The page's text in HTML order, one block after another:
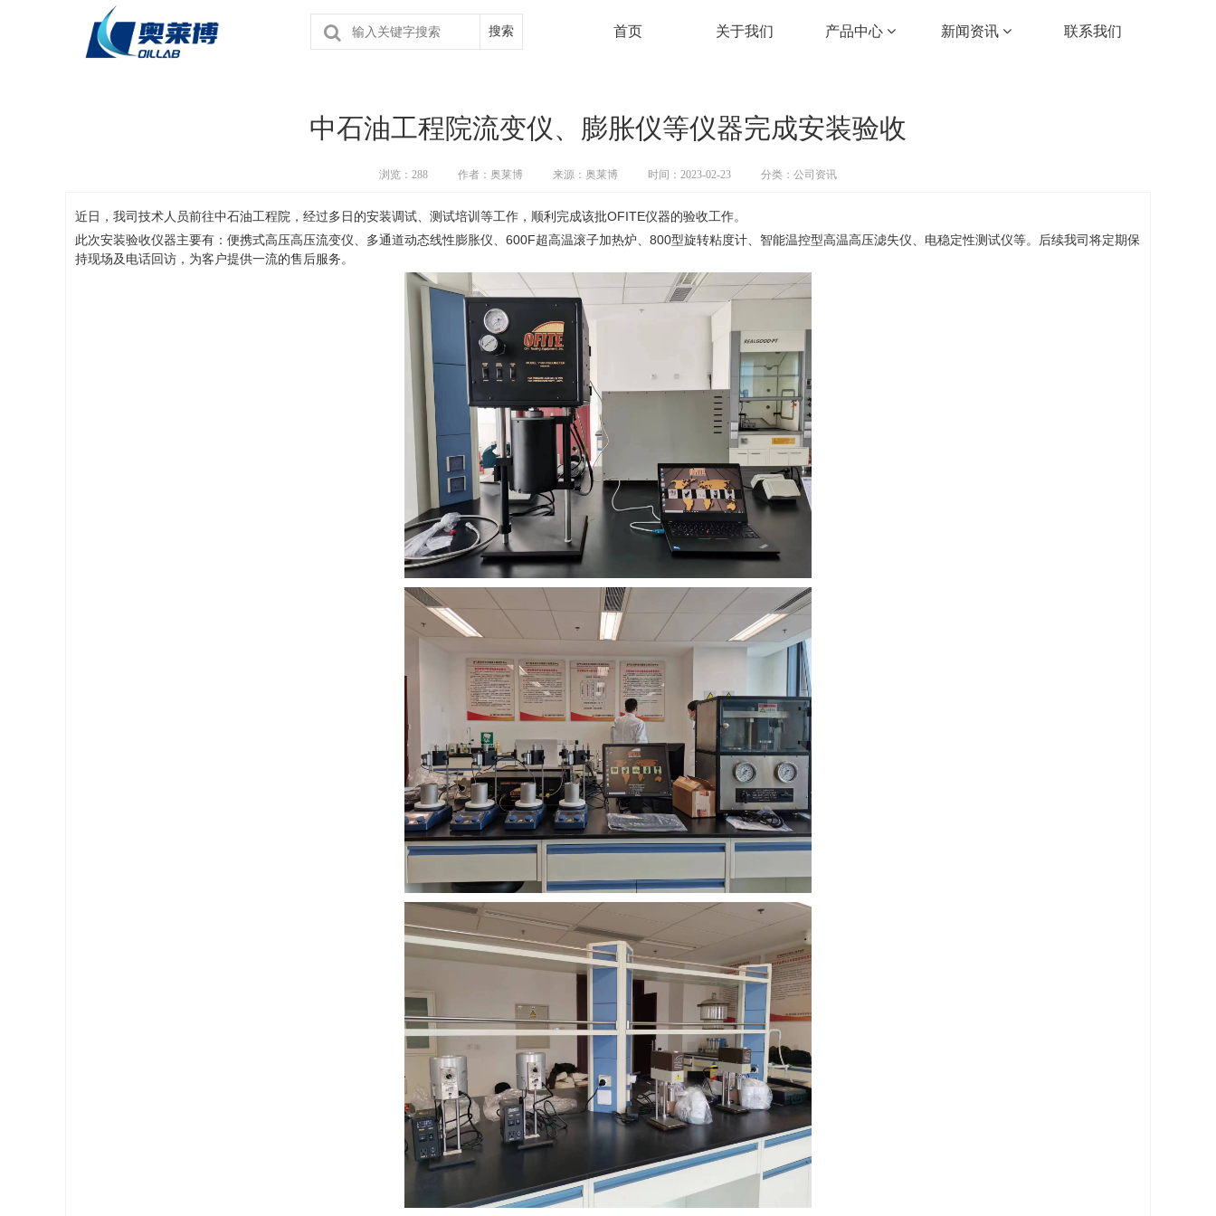
首页 关于我们 产品中心 新闻资讯 联系我们
搜索
中石油工程院流变仪、膨胀仪等仪器完成安装验收
浏览： 288 作者：奥莱博 来源：奥莱博 时间：2023-02-23 分类：公司资讯
近日，我司技术人员前往中石油工程院，经过多日的安装调试、测试培训等工作，顺利完成该批OFITE仪器的验收工作。
此次安装验收仪器主要有：便携式高压高压流变仪、多通道动态线性膨胀仪、600F超高温滚子加热炉、800型旋转粘度计、智能温控型高温高压滤失仪、电稳定性测试仪等。后续我司将定期保
持现场及电话回访，为客户提供一流的售后服务。